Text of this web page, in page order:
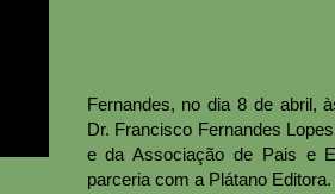
Fernandes, no dia 8 de abril,
Dr. Francisco Fernandes
e da Associação de Pais e
parceria com a Plátano Editora.